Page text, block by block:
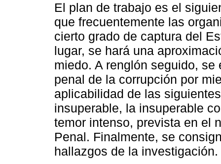
El plan de trabajo es el
que frecuentemente las
cierto grado de captura del
lugar, se hará una
miedo. A renglón seguido,
penal de la corrupción por
aplicabilidad de las
insuperable, la insuperable
temor intenso, prevista en el
Penal. Finalmente, se
hallazgos de la investigación.